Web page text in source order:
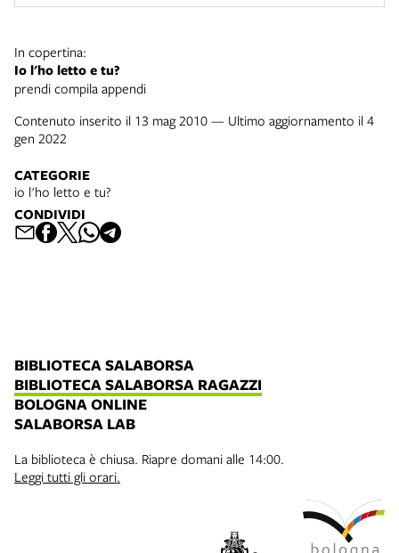
In copertina:
Io l'ho letto e tu?
prendi compila appendi
Contenuto inserito il 13 mag 2010 — Ultimo aggiornamento il 4
gen 2022
CATEGORIE
io l'ho letto e tu?
CONDIVIDI
BIBLIOTECA SALABORSA
BIBLIOTECA SALABORSA RAGAZZI
BOLOGNA ONLINE
SALABORSA LAB
La biblioteca è chiusa. Riapre domani alle 14:00.
Leggi tutti gli orari.